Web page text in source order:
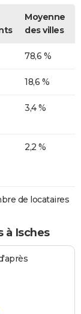
Moyenne
des villes
78,6 %
18,6 %
3,4 %
2,2 %
de locataires
à Isches